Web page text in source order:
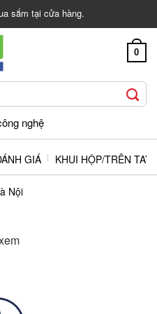
sắm tại cửa hàng.
0
nghệ
GIÁ KHUI HỘP/TRÊN TAY
Nội